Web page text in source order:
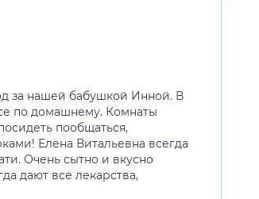
за нашей бабушкой Инной. В
по домашнему. Комнаты
пообщаться,
Елена Витальевна всегда
Очень сытно и вкусно
дают все лекарства,